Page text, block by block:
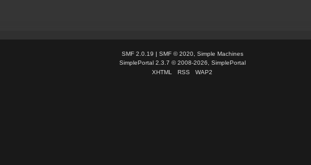
SMF 2.0.19 | SMF © 2020, Simple Machines
SimplePortal 2.3.7 © 2008-2026, SimplePortal
XHTML
RSS WAP2